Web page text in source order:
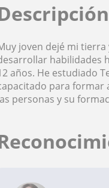
joven dejé mi tierra
habilidades
años. He estudiado
para formar
personas y su